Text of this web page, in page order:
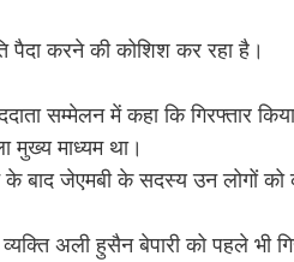
पैदा करने की कोशिश कर रहा है।
सम्मेलन में कहा कि गिरफ्तार
मुख्य माध्यम था।
बाद जेएमबी के सदस्य उन लोगों
व्यक्ति अली हुसैन बेपारी को पहले भी